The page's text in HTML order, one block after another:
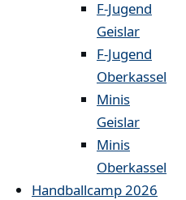
F-Jugend
Geislar
F-Jugend
Oberkassel
Minis
Geislar
Minis
Oberkassel
Handballcamp 2026